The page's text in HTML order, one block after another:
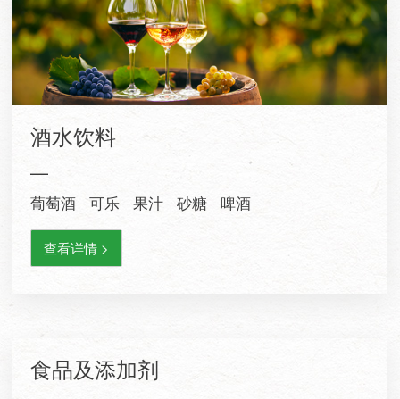
酒水饮料
—
葡萄酒 可乐 果汁 砂糖 啤酒
查看详情 >
食品及添加剂